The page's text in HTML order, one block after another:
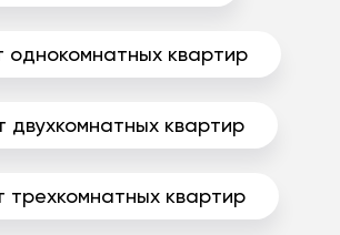
однокомнатных квартир
двухкомнатных квартир
трехкомнатных квартир